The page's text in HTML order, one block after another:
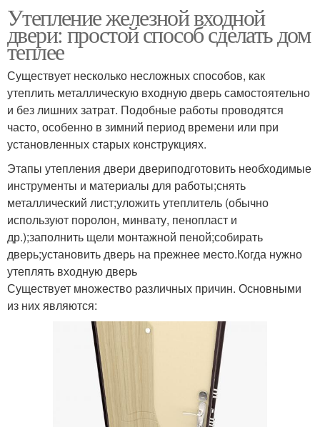
Утепление железной входной
двери: простой способ сделать дом
теплее
Существует несколько несложных способов, как
утеплить металлическую входную дверь самостоятельно
и без лишних затрат. Подобные работы проводятся
часто, особенно в зимний период времени или при
установленных старых конструкциях.
Этапы утепления двери двериподготовить необходимые
инструменты и материалы для работы;снять
металлический лист;уложить утеплитель (обычно
используют поролон, минвату, пенопласт и
др.);заполнить щели монтажной пеной;собирать
дверь;установить дверь на прежнее место.Когда нужно
утеплять входную дверь
Существует множество различных причин. Основными
из них являются: